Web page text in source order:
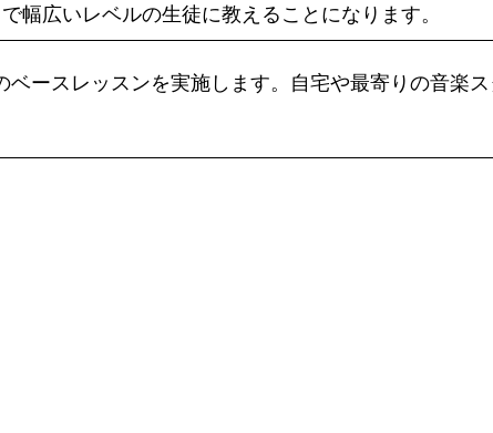
幅広いレベルの生徒に教えることになります。
ースレッスンを実施します。自宅や最寄りの音楽